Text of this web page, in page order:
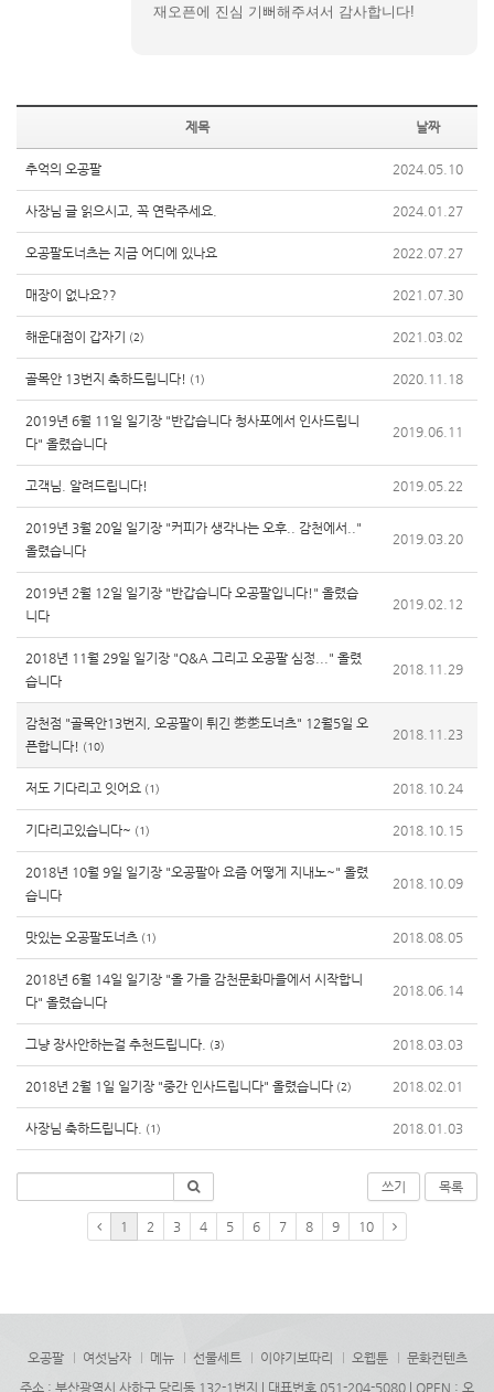
재오픈에 진심 기뻐해주셔서 감사합니다!
제목 날짜
추억의 오공팔 2024.05.10
사장님 글 읽으시고, 꼭 연락주세요. 2024.01.27
오공팔도너츠는 지금 어디에 있나요 2022.07.27
매장이 없나요?? 2021.07.30
해운대점이 갑자기 (2) 2021.03.02
골목안 13번지 축하드립니다! (1) 2020.11.18
2019년 6월 11일 일기장 "반갑습니다 청사포에서 인사드립니
다" 올렸습니다
2019.06.11
고객님. 알려드립니다! 2019.05.22
2019년 3월 20일 일기장 "커피가 생각나는 오후.. 감천에서.."
올렸습니다
2019.03.20
2019년 2월 12일 일기장 "반갑습니다 오공팔입니다!" 올렸습
니다
2019.02.12
2018년 11월 29일 일기장 "Q&A 그리고 오공팔 심정..." 올렸
습니다
2018.11.29
감천점 "골목안13번지, 오공팔이 튀긴 㐘㐘도너츠" 12월5일 오
픈합니다! (10)
2018.11.23
저도 기다리고 잇어요 (1) 2018.10.24
기다리고있습니다~ (1) 2018.10.15
2018년 10월 9일 일기장 "오공팔아 요즘 어떻게 지내노~" 올렸
습니다
2018.10.09
맛있는 오공팔도너츠 (1) 2018.08.05
2018년 6월 14일 일기장 "올 가을 감천문화마을에서 시작합니
다" 올렸습니다
2018.06.14
그냥 장사안하는걸 추천드립니다. (3) 2018.03.03
2018년 2월 1일 일기장 "중간 인사드립니다" 올렸습니다 (2) 2018.02.01
사장님 축하드립니다. (1) 2018.01.03
쓰기 목록
1 2 3 4 5 6 7 8 9 10
오공팔 여섯남자 메뉴 선물세트 이야기보따리 오웹툰
문화컨텐츠
주소 : 부산광역시 사하구 당리동 132-1번지 | 대표번호 051-204-5080 | OPEN : 오